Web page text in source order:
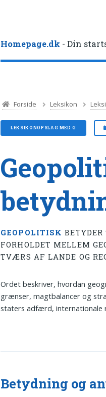
Homepage.dk - Din
Forside Leksikon
LEKSIKONOPSLAG MED G
GEOPOLITISK BETYDER
FORHOLDET MELLEM
TVÆRS AF LANDE OG
Ordet beskriver, hvordan
grænser, magtbalancer og
staters adfærd, internationale
Betydning og